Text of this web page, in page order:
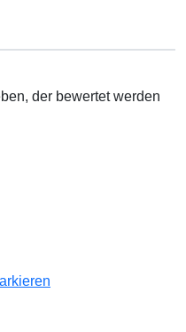
der bewertet werden